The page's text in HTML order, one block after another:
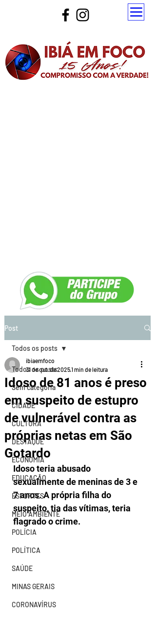
Post
Todos os posts
Sem categoria
CIDADE
CULTURA
DESTAQUE
ECONOMIA
EDUCAÇÃO
ESPORTES
MEIO AMBIENTE
POLÍCIA
POLÍTICA
SAÚDE
MINAS GERAIS
CORONAVÍRUS
Todos os posts
Idoso de 81 anos é preso
em suspeito de estupro
de vulnerável contra as
próprias netas em São
Gotardo
ibiaemfoco
31 de out. de 20251 min de leitura
Idoso teria abusado
sexualmente de meninas de 3 e
7 anos. A própria filha do
suspeito, tia das vítimas, teria
flagrado o crime.